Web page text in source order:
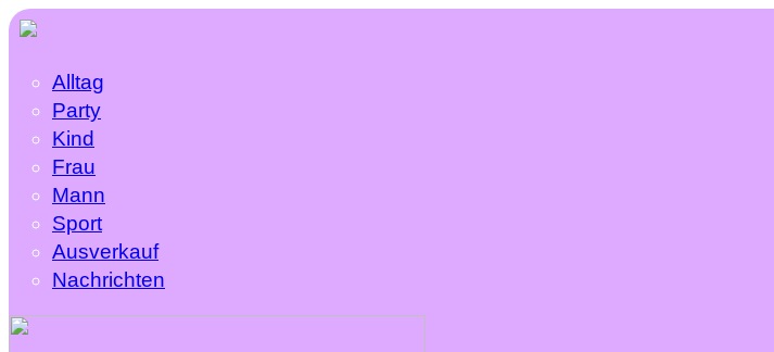
Alltag
Party
Kind
Frau
Mann
Sport
Ausverkauf
Nachrichten